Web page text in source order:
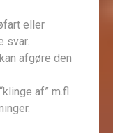
eller
svar.
afgøre den
af” m.fl.